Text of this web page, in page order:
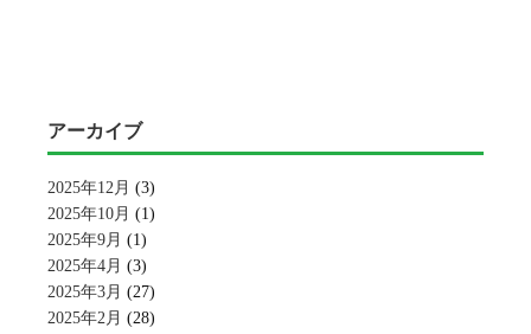
アーカイブ
2025年12月 (3)
2025年10月 (1)
2025年9月 (1)
2025年4月 (3)
2025年3月 (27)
2025年2月 (28)